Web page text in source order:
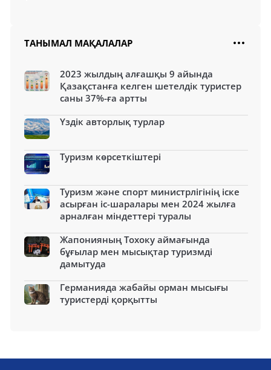
ТАНЫМАЛ МАҚАЛАЛАР
2023 жылдың алғашқы 9 айында
Қазақстанға келген шетелдік туристер
саны 37%-ға артты
Үздік авторлық турлар
Туризм көрсеткіштері
Туризм және спорт министрлігінің іске
асырған іс-шаралары мен 2024 жылға
арналған міндеттері туралы
Жапонияның Тохоку аймағында
бұғылар мен мысықтар туризмді
дамытуда
Германияда жабайы орман мысығы
туристерді қорқытты